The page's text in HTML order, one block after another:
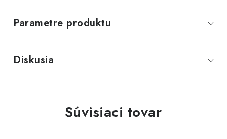
Parametre produktu
Diskusia
Súvisiaci tovar